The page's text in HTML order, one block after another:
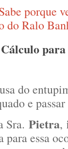
porque
do Ralo
do
e
Sra. Pietra,
para essa